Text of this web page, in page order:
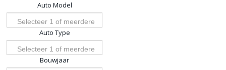
opties
Auto Model
Selecteer 1 of meerdere
opties
Auto Type
Selecteer 1 of meerdere
opties
Bouwjaar